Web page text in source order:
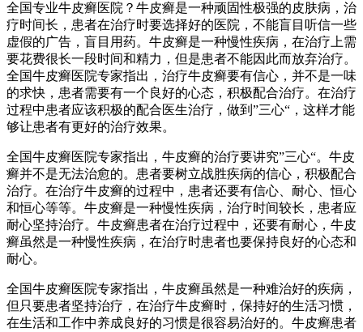
全国专业牛皮癣医院？牛皮癣是一种顽固性极强的皮肤病，治
疗时间长，患者在治疗时要选择好的医院，不能盲目听信一些
虚假的广告，盲目用药。牛皮癣是一种慢性疾病，在治疗上需
要花费很长一段时间和精力，但是患者不能因此而放弃治疗。
全国牛皮癣医院专家指出，治疗牛皮癣要有信心，并不是一味
的求快，患者需要有一个良好的心态，积极配合治疗。在治疗
过程中患者应该积极的配合医生治疗，做到”三心“，这样才能
够让患者有更好的治疗效果。
全国牛皮癣医院专家指出，牛皮癣的治疗要讲究”三心“。牛皮
癣并不是无法治愈的。患者要树立战胜疾病的信心，积极配合
治疗。在治疗牛皮癣的过程中，患者还要有信心、耐心、恒心
和恒心等等。牛皮癣是一种慢性疾病，治疗时间较长，患者应
耐心坚持治疗。牛皮癣患者在治疗过程中，还要有耐心，牛皮
癣虽然是一种慢性疾病，在治疗时患者也要保持良好的心态和
耐心。
全国牛皮癣医院专家指出，牛皮癣虽然是一种难治好的疾病，
但只要患者坚持治疗，在治疗牛皮癣时，保持好的生活习惯，
在生活和工作中养成良好的习惯是很容易治好的。牛皮癣患者